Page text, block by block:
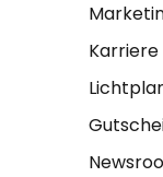
Karriere